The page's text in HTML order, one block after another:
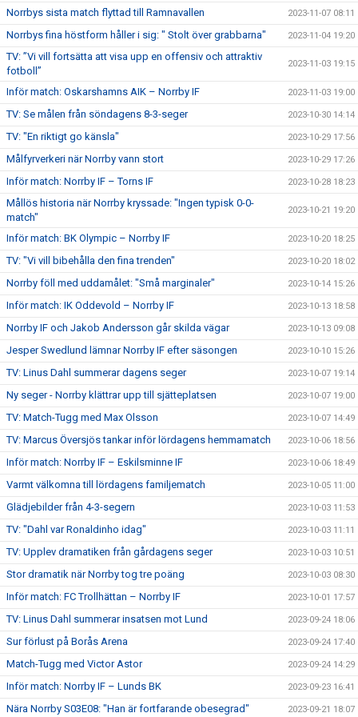
Norrbys sista match flyttad till Ramnavallen 2023-11-07 08:11
Norrbys fina höstform håller i sig: " Stolt över grabbarna" 2023-11-04 19:20
TV: ”Vi vill fortsätta att visa upp en offensiv och attraktiv
fotboll”
2023-11-03 19:15
Inför match: Oskarshamns AIK – Norrby IF 2023-11-03 19:00
TV: Se målen från söndagens 8-3-seger 2023-10-30 14:14
TV: "En riktigt go känsla" 2023-10-29 17:56
Målfyrverkeri när Norrby vann stort 2023-10-29 17:26
Inför match: Norrby IF – Torns IF 2023-10-28 18:23
Mållös historia när Norrby kryssade: "Ingen typisk 0-0-
match"
2023-10-21 19:20
Inför match: BK Olympic – Norrby IF 2023-10-20 18:25
TV: "Vi vill bibehålla den fina trenden" 2023-10-20 18:02
Norrby föll med uddamålet: "Små marginaler" 2023-10-14 15:26
Inför match: IK Oddevold – Norrby IF 2023-10-13 18:58
Norrby IF och Jakob Andersson går skilda vägar 2023-10-13 09:08
Jesper Swedlund lämnar Norrby IF efter säsongen 2023-10-10 15:26
TV: Linus Dahl summerar dagens seger 2023-10-07 19:14
Ny seger - Norrby klättrar upp till sjätteplatsen 2023-10-07 19:00
TV: Match-Tugg med Max Olsson 2023-10-07 14:49
TV: Marcus Översjös tankar inför lördagens hemmamatch 2023-10-06 18:56
Inför match: Norrby IF – Eskilsminne IF 2023-10-06 18:49
Varmt välkomna till lördagens familjematch 2023-10-05 11:00
Glädjebilder från 4-3-segern 2023-10-03 11:53
TV: "Dahl var Ronaldinho idag" 2023-10-03 11:11
TV: Upplev dramatiken från gårdagens seger 2023-10-03 10:51
Stor dramatik när Norrby tog tre poäng 2023-10-03 08:30
Inför match: FC Trollhättan – Norrby IF 2023-10-01 17:57
TV: Linus Dahl summerar insatsen mot Lund 2023-09-24 18:06
Sur förlust på Borås Arena 2023-09-24 17:40
Match-Tugg med Victor Astor 2023-09-24 14:29
Inför match: Norrby IF – Lunds BK 2023-09-23 16:41
Nära Norrby S03E08: "Han är fortfarande obesegrad" 2023-09-21 18:07